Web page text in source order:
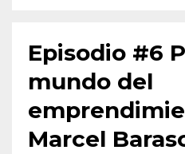
Episodio #6
mundo del
Marcel